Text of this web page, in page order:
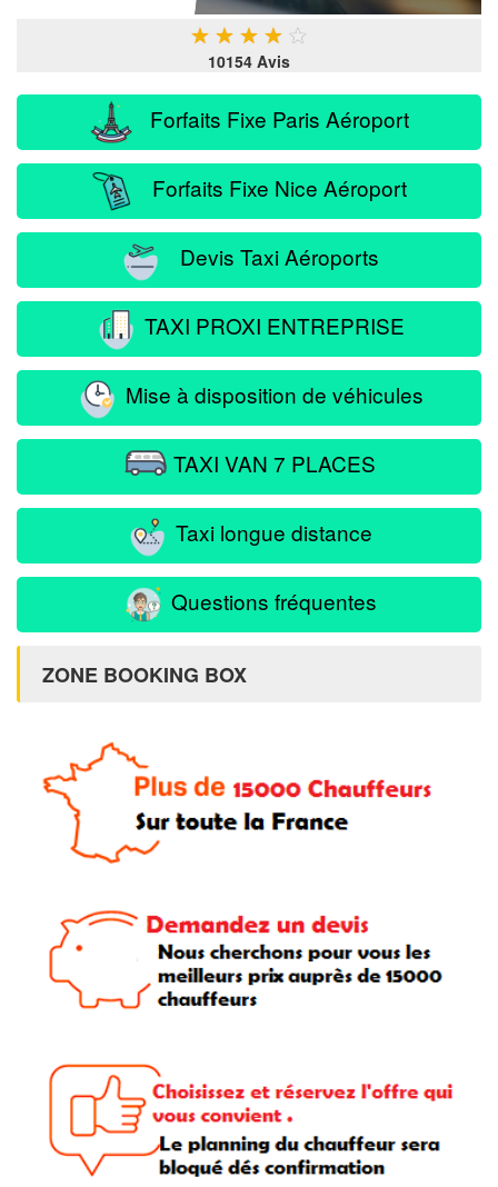
★ ★ ★ ★ ★
10154 Avis
Forfaits Fixe Paris Aéroport
Forfaits Fixe Nice Aéroport
Devis Taxi Aéroports
TAXI PROXI ENTREPRISE
Mise à disposition de véhicules
TAXI VAN 7 PLACES
Taxi longue distance
Questions fréquentes
ZONE BOOKING BOX